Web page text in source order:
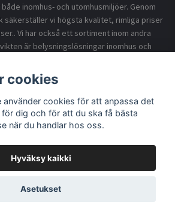
inomhus- och utomhusmiljöer. Genom
säkerställer vi högsta kvalitet, rimliga priser
Vi har också ett sortiment inom andra
är belysningslösningar inomhus och
© 2026 LY Sweden - Ly.se
cookies
använder cookies för att anpassa det
för dig och för att du ska få bästa
när du handlar hos oss.
Hyväksy kaikki
Asetukset